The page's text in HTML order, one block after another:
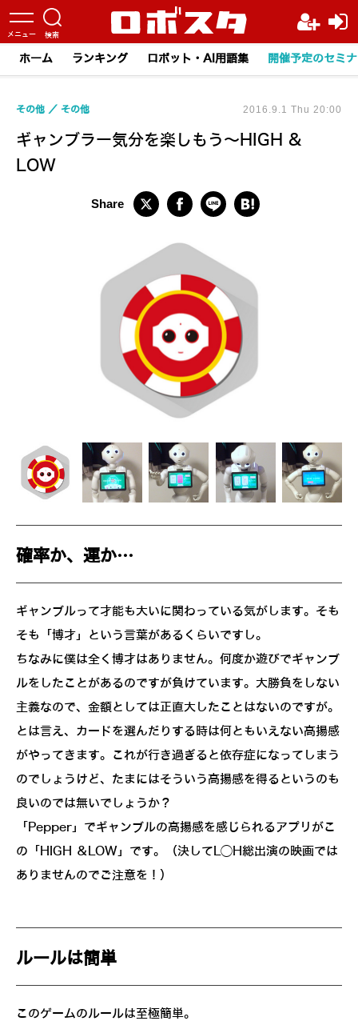
ホーム ランキング ロボット・AI用語集 開催予定のセミ
ギャンブラー気分を楽しもう～HIGH &
LOW
その他 その他 2016.9.1 Thu 20:00
確率か、運か…
ギャンブルって才能も大いに関わっている気がします。そも
そも「博才」という言葉があるくらいですし。
ちなみに僕は全く博才はありません。何度か遊びでギャンブ
ルをしたことがあるのですが負けています。大勝負をしない
主義なので、金額としては正直大したことはないのですが。
とは言え、カードを選んだりする時は何ともいえない高揚感
がやってきます。これが行き過ぎると依存症になってしまう
のでしょうけど、たまにはそういう高揚感を得るというのも
良いのでは無いでしょうか？
「Pepper」でギャンブルの高揚感を感じられるアプリがこ
の「HIGH ＆LOW」です。（決してL◯H総出演の映画では
ありませんのでご注意を！）
ルールは簡単
このゲームのルールは至極簡単。